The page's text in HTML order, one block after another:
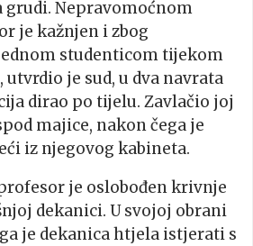
grudi. Nepravomoćnom
je kažnjen i zbog
studenticom tijekom
utvrdio je sud, u dva navrata
dirao po tijelu. Zavlačio joj
majice, nakon čega je
iz njegovog kabineta.
je oslobođen krivnje
dekanici. U svojoj obrani
je dekanica htjela istjerati s